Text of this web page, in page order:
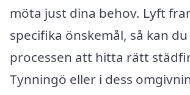
möta just dina behov. Lyft
specifika önskemål, så kan
processen att hitta rätt
Tynningö eller i dess